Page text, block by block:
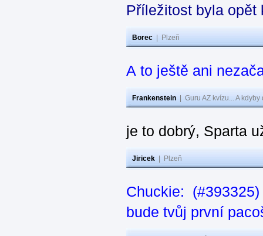
Příležitost byla opět
Borec Plzeň
A to ještě ani
Frankenstein Guru AZ kvízu... A
je to dobrý, Sparta
Jiricek Plzeň
Chuckie:
bude tvůj první